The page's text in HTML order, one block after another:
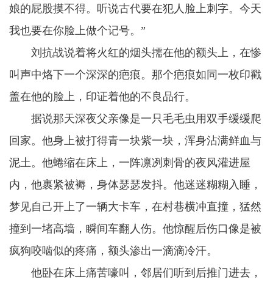
娘的屁股摸不得。听说古代要在犯人脸上刺字。今天
我也要在你脸上做个记号。”
刘抗战说着将火红的烟头擩在他的额头上，在惨
叫声中烙下一个深深的疤痕。那个疤痕如同一枚印戳
盖在他的脸上，印证着他的不良品行。
据说那天深夜父亲像是一只毛毛虫用双手缓缓爬
回家。他身上被打得青一块紫一块，浑身沾满鲜血与
泥土。他蜷缩在床上，一阵凛冽刺骨的夜风灌进屋
内，他裹紧被褥，身体瑟瑟发抖。他迷迷糊糊入睡，
梦见自己开上了一辆大卡车，在村巷横冲直撞，猛然
撞到一堵高墙，瞬间车翻人伤。他惊醒后伤口像是被
疯狗咬啮似的疼痛，额头渗出一滴滴冷汗。
他卧在床上痛苦嚎叫，邻居们听到后推门进去，